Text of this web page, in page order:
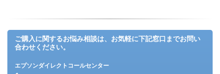
ご購入に関するお悩み相談は、お気軽に下記窓口までお問い
合わせください。
エプソンダイレクトコールセンター